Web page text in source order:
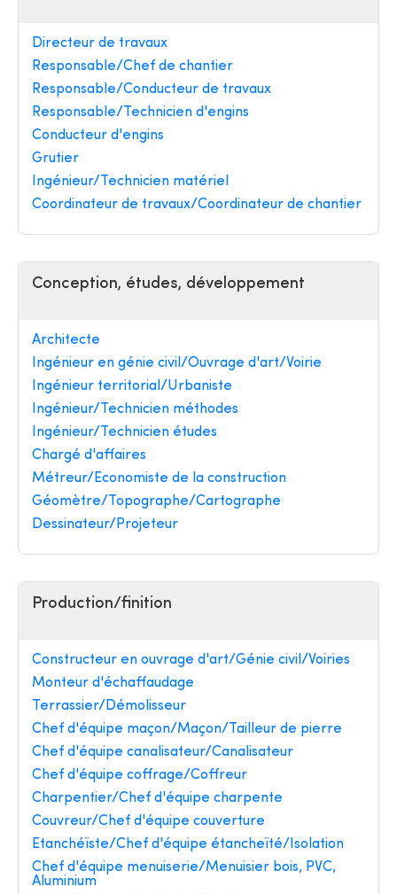
Directeur de travaux
Responsable/Chef de chantier
Responsable/Conducteur de travaux
Responsable/Technicien d'engins
Conducteur d'engins
Grutier
Ingénieur/Technicien matériel
Coordinateur de travaux/Coordinateur de chantier
Conception, études, développement
Architecte
Ingénieur en génie civil/Ouvrage d'art/Voirie
Ingénieur territorial/Urbaniste
Ingénieur/Technicien méthodes
Ingénieur/Technicien études
Chargé d'affaires
Métreur/Economiste de la construction
Géomètre/Topographe/Cartographe
Dessinateur/Projeteur
Production/finition
Constructeur en ouvrage d'art/Génie civil/Voiries
Monteur d'échaffaudage
Terrassier/Démolisseur
Chef d'équipe maçon/Maçon/Tailleur de pierre
Chef d'équipe canalisateur/Canalisateur
Chef d'équipe coffrage/Coffreur
Charpentier/Chef d'équipe charpente
Couvreur/Chef d'équipe couverture
Etanchéïste/Chef d'équipe étancheïté/Isolation
Chef d'équipe menuiserie/Menuisier bois, PVC,
Aluminium